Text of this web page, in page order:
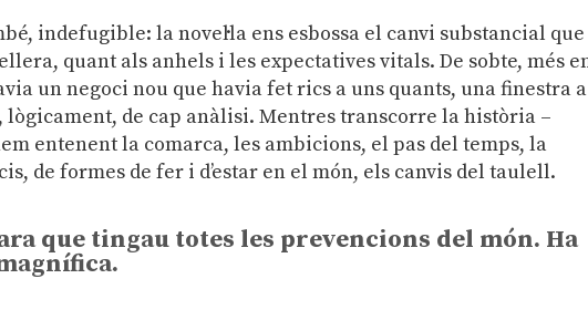
indefugible: la novel·la ens esbossa el canvi substancial que
quant als anhels i les expectatives vitals. De sobte, més
un negoci nou que havia fet rics a uns quants, una finestra a
lògicament, de cap anàlisi. Mentres transcorre la història –
entenent la comarca, les ambicions, el pas del temps, la
de formes de fer i d’estar en el món, els canvis del taulell.
que tingau totes les prevencions del món. Ha